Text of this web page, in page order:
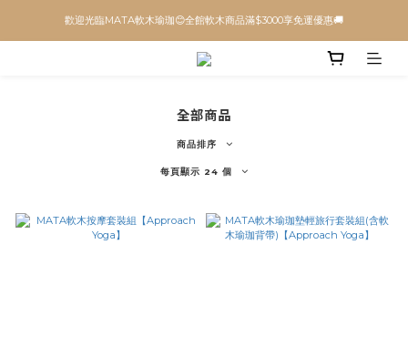
歡迎光臨MATA軟木瑜珈😊全館軟木商品滿$3000享免運優惠🚚
全部商品
商品排序
每頁顯示 24 個